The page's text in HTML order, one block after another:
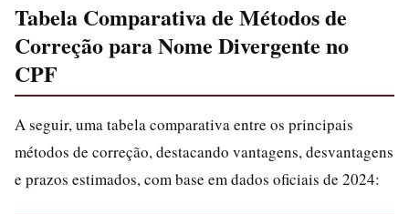
Tabela Comparativa de Métodos de
Correção para Nome Divergente no
CPF
A seguir, uma tabela comparativa entre os principais
métodos de correção, destacando vantagens, desvantagens
e prazos estimados, com base em dados oficiais de 2024: